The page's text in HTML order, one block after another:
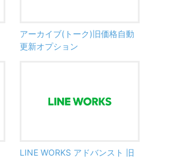
アーカイブ(トーク)旧価格自動
更新オプション
LINE WORKS アドバンスト 旧